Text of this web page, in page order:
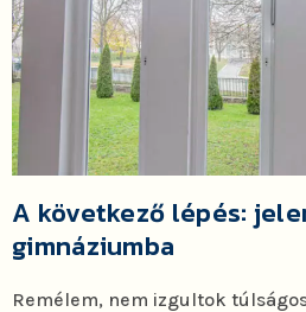
A következő lépés:
gimnáziumba
Remélem, nem izgultok